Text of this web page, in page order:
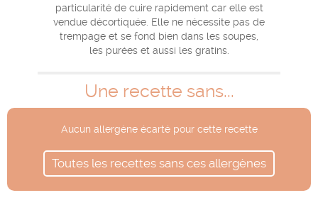
particularité de cuire rapidement car elle est
vendue décortiquée. Elle ne nécessite pas de
trempage et se fond bien dans les soupes,
les purées et aussi les gratins.
Une recette sans...
Aucun allergène écarté pour cette recette
Toutes les recettes sans ces allergènes